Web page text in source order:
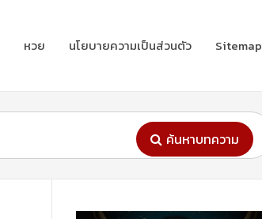
หวย นโยบายความเป็นส่วนตัว Sitemap
ค้นหาบทความ